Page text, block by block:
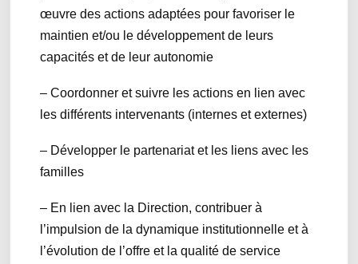
œuvre des actions adaptées pour favoriser le
maintien et/ou le développement de leurs
capacités et de leur autonomie
– Coordonner et suivre les actions en lien avec
les différents intervenants (internes et externes)
– Développer le partenariat et les liens avec les
familles
– En lien avec la Direction, contribuer à
l’impulsion de la dynamique institutionnelle et à
l’évolution de l’offre et la qualité de service